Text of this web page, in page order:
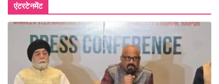
एंटरटेनमेंट